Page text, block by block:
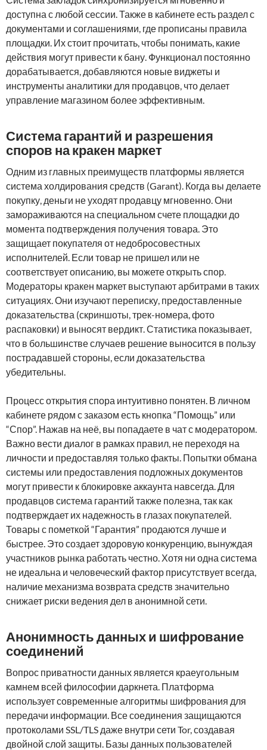
доступна с любой сессии. Также в кабинете есть раздел с
документами и соглашениями, где прописаны правила
площадки. Их стоит прочитать, чтобы понимать, какие
действия могут привести к бану. Функционал постоянно
дорабатывается, добавляются новые виджеты и
инструменты аналитики для продавцов, что делает
управление магазином более эффективным.
Система гарантий и разрешения
споров на кракен маркет
Одним из главных преимуществ платформы является
система холдирования средств (Garant). Когда вы делаете
покупку, деньги не уходят продавцу мгновенно. Они
замораживаются на специальном счете площадки до
момента подтверждения получения товара. Это
защищает покупателя от недобросовестных
исполнителей. Если товар не пришел или не
соответствует описанию, вы можете открыть спор.
Модераторы кракен маркет выступают арбитрами в таких
ситуациях. Они изучают переписку, предоставленные
доказательства (скриншоты, трек-номера, фото
распаковки) и выносят вердикт. Статистика показывает,
что в большинстве случаев решение выносится в пользу
пострадавшей стороны, если доказательства
убедительны.
Процесс открытия спора интуитивно понятен. В личном
кабинете рядом с заказом есть кнопка “Помощь” или
“Спор”. Нажав на неё, вы попадаете в чат с модератором.
Важно вести диалог в рамках правил, не переходя на
личности и предоставляя только факты. Попытки обмана
системы или предоставления подложных документов
могут привести к блокировке аккаунта навсегда. Для
продавцов система гарантий также полезна, так как
подтверждает их надежность в глазах покупателей.
Товары с пометкой “Гарантия” продаются лучше и
быстрее. Это создает здоровую конкуренцию, вынуждая
участников рынка работать честно. Хотя ни одна система
не идеальна и человеческий фактор присутствует всегда,
наличие механизма возврата средств значительно
снижает риски ведения дел в анонимной сети.
Анонимность данных и шифрование
соединений
Вопрос приватности данных является краеугольным
камнем всей философии даркнета. Платформа
использует современные алгоритмы шифрования для
передачи информации. Все соединения защищаются
протоколами SSL/TLS даже внутри сети Tor, создавая
двойной слой защиты. Базы данных пользователей